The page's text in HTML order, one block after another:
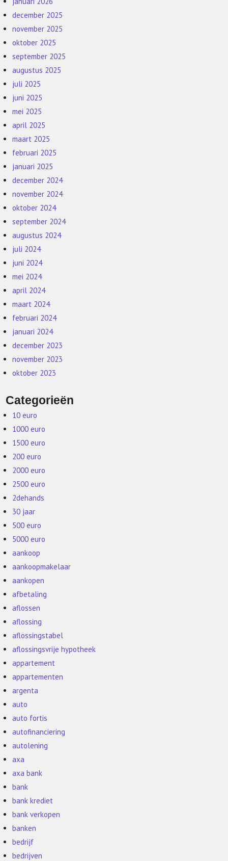
december 2025
november 2025
oktober 2025
september 2025
augustus 2025
juli 2025
juni 2025
mei 2025
april 2025
maart 2025
februari 2025
januari 2025
december 2024
november 2024
oktober 2024
september 2024
augustus 2024
juli 2024
juni 2024
mei 2024
april 2024
maart 2024
februari 2024
januari 2024
december 2023
november 2023
oktober 2023
Categorieën
10 euro
1000 euro
1500 euro
200 euro
2000 euro
2500 euro
2dehands
30 jaar
500 euro
5000 euro
aankoop
aankoopmakelaar
aankopen
afbetaling
aflossen
aflossing
aflossingstabel
aflossingsvrije hypotheek
appartement
appartementen
argenta
auto
auto fortis
autofinanciering
autolening
axa
axa bank
bank
bank krediet
bank verkopen
banken
bedrijf
bedrijven